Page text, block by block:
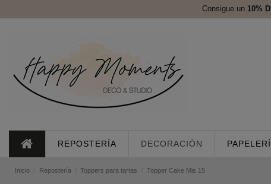
Consigue un 10%
REPOSTERÍA DECORACIÓN
Inicio Repostería Toppers para tartas Topper Cake Mis 15